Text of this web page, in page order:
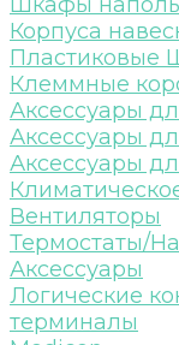
Корпуса
Пластиковые
Клеммные
Аксессуары
Аксессуары
Аксессуары
Вентиляторы
Термостаты/
Аксессуары
Логические
терминалы